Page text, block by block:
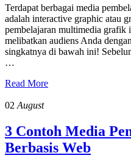
Terdapat berbagai media
adalah interactive graphic atau
pembelajaran multimedia grafik
melibatkan audiens Anda
singkatnya di bawah ini!
…
Read More
02 August
3 Contoh Media
Berbasis Web